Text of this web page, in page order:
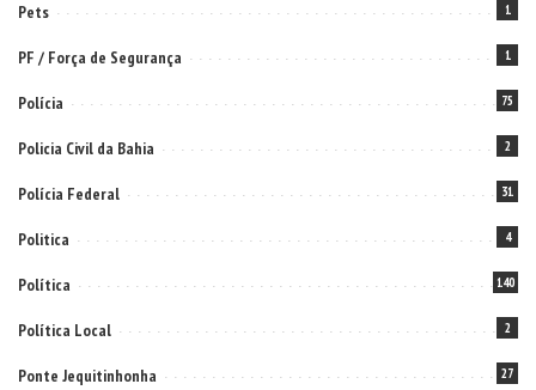
Pets 1
PF / Força de Segurança 1
Polícia 75
Policia Civil da Bahia 2
Polícia Federal 31
Politica 4
Política 140
Política Local 2
Ponte Jequitinhonha 27